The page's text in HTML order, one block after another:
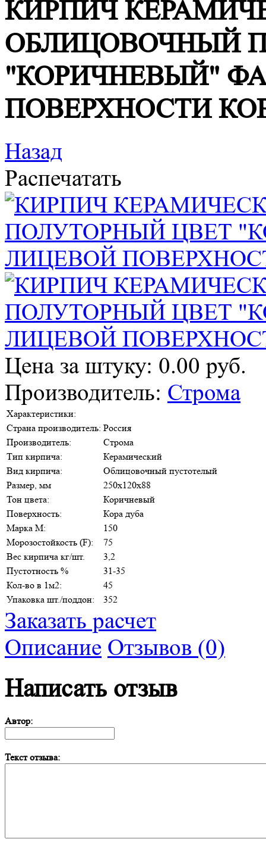
КИРПИЧ
ОБЛИЦОВОЧНЫЙ
"КОРИЧНЕВЫЙ"
ПОВЕРХНОСТИ
Назад
Распечатать
Цена за штуку: 0.00 руб.
Производитель: Строма
Характеристики:
Страна производитель: Россия
Производитель:
Строма
Тип кирпича:
Керамический
Вид кирпича:
Облицовочный пустотелый
Размер, мм
250х120х88
Тон цвета:
Коричневый
Поверхность:
Кора дуба
Марка М:
150
Морозостойкость (F):
75
Вес кирпича кг/шт.
3,2
Пустотность %
31-35
Кол-во в 1м2:
45
Упаковка шт./поддон:
352
Заказать расчет
Описание Отзывов (0)
Написать отзыв
Автор:
Текст отзыва: